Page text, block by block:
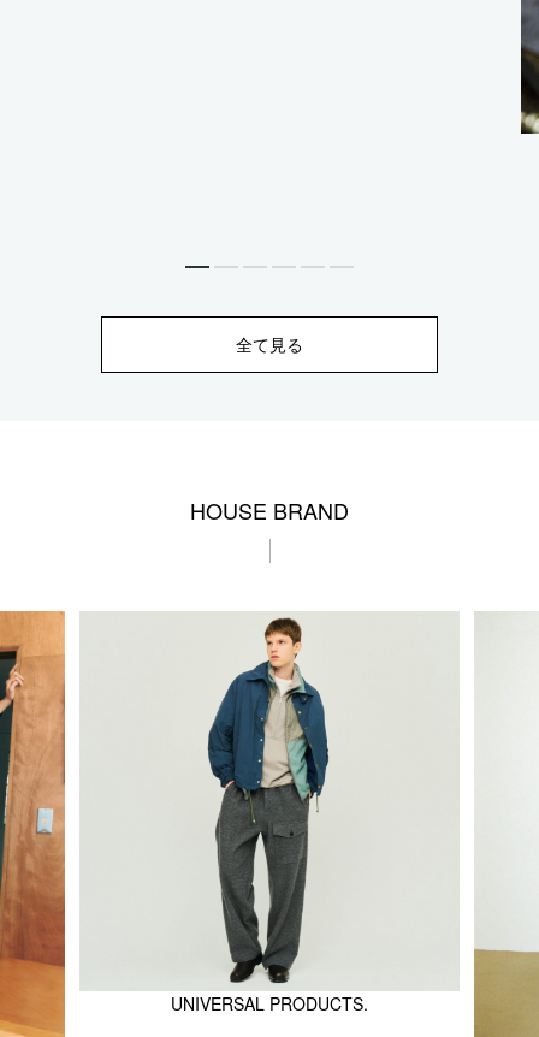
全て見る
HOUSE BRAND
UNIVERSAL PRODUCTS.